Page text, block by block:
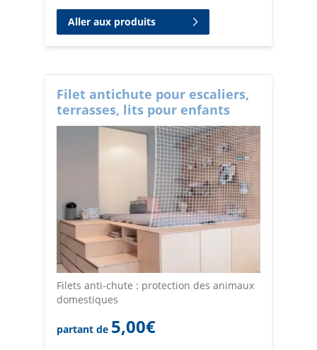
Aller aux produits
Filet antichute pour escaliers,
terrasses, lits pour enfants
Filets anti-chute : protection des animaux
domestiques
partant de 5,00€